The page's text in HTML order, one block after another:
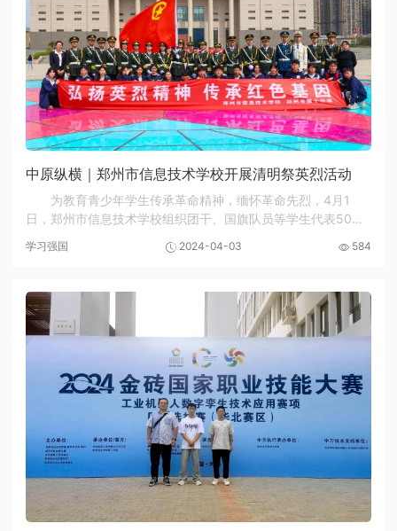
中原纵横｜郑州市信息技术学校开展清明祭英烈活动
为教育青少年学生传承革命精神，缅怀革命先烈，4月1
日，郑州市信息技术学校组织团干、国旗队员等学生代表50余
因”为主题的清明祭英烈活动。 在庄严的革命烈...
学习强国 2024-04-03 584